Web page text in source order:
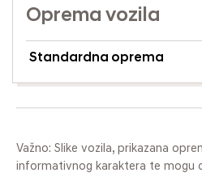
Oprema vozila
Standardna oprema
Važno: Slike vozila, prikazana
informativnog karaktera te mogu